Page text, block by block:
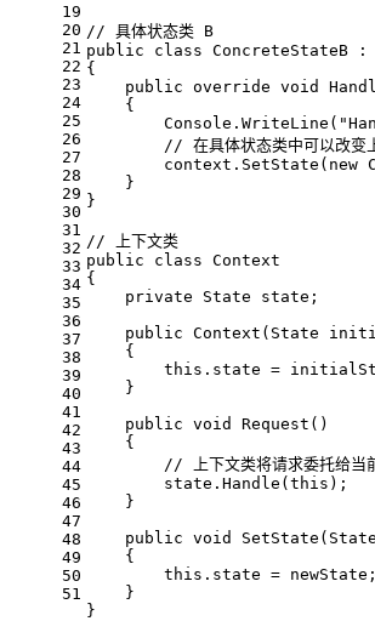
19
20
21
22
23
24
25
26
27
28
29
30
31
32
33
34
35
36
37
38
39
40
41
42
43
44
45
46
47
48
49
50
51
// 具体状态类 B
public
class ConcreteStateB :
{
public override void
    {
        Console.WriteLine(
// 在具体状态类中可以改变
        context.SetState(
new
    }
}
// 上下文类
public
class Context
{
private State state;
public Context ( State
    {
this .state =
    }
public void Request ()
    {
// 上下文类将请求委托给当
        state.Handle(
this );
    }
public void SetState (
    {
this .state = newState;
    }
}